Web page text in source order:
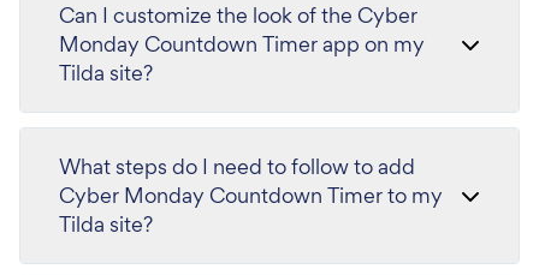
Can I customize the look of the Cyber
Monday Countdown Timer app on my
Tilda site?
What steps do I need to follow to add
Cyber Monday Countdown Timer to my
Tilda site?